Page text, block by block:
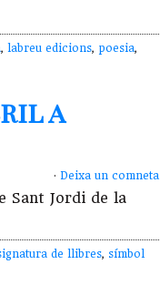
, labreu edicions, poesia,
a
· Deixa un
Sant Jordi de la
de llibres, símbol